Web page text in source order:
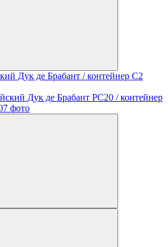
Дук де Брабант / контейнер C2